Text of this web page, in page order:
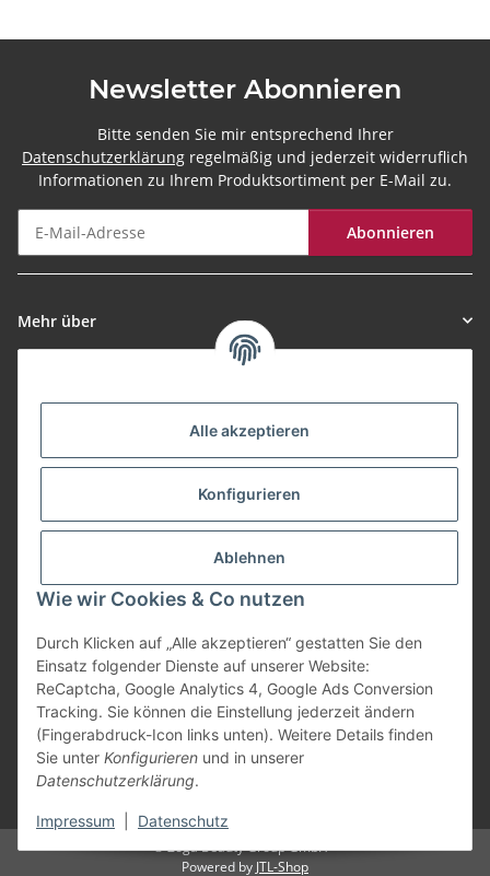
Alle akzeptieren
Konfigurieren
Ablehnen
Wie wir Cookies & Co nutzen
Durch Klicken auf „Alle akzeptieren“ gestatten Sie den
Einsatz folgender Dienste auf unserer Website:
ReCaptcha, Google Analytics 4, Google Ads Conversion
Tracking. Sie können die Einstellung jederzeit ändern
(Fingerabdruck-Icon links unten). Weitere Details finden
Sie unter Konfigurieren und in unserer
Datenschutzerklärung.
Impressum Datenschutz
Newsletter Abonnieren
Bitte senden Sie mir entsprechend Ihrer
Datenschutzerklärung regelmäßig und jederzeit widerruflich
Informationen zu Ihrem Produktsortiment per E-Mail zu.
Abonnieren
Mehr über
Vertrag widerrufen
© Zoga Beauty Group GmbH
Powered by JTL-Shop